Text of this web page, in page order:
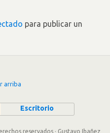
para publicar un
arriba
Escritorio
reservados · Gustavo Ibañez